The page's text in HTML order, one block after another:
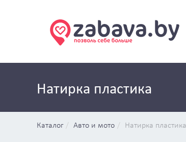
Натирка пластика
Каталог Авто и мото Натирка пластика